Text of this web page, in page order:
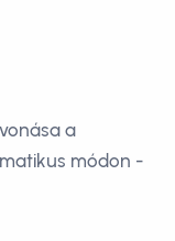
a
módon -